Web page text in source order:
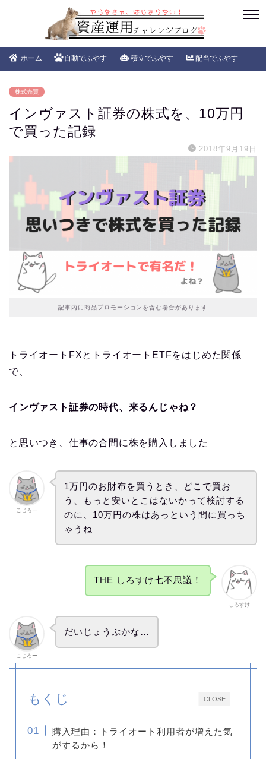
ホーム 自動でふやす 積立でふやす 配当でふやす
株式売買
インヴァスト証券の株式を、10万円
で買った記録
2018年9月19日
記事内に商品プロモーションを含む場合があります
トライオートFXとトライオートETFをはじめた関係
で、
インヴァスト証券の時代、来るんじゃね？
と思いつき、仕事の合間に株を購入しました
こじろー
1万円のお財布を買うとき、どこで買お
う、もっと安いとこはないかって検討する
のに、10万円の株はあっという間に買っち
ゃうね
しろすけ
THE しろすけ七不思議！
こじろー
だいじょうぶかな…
CLOSE
もくじ
購入理由：トライオート利用者が増えた気
がするから！